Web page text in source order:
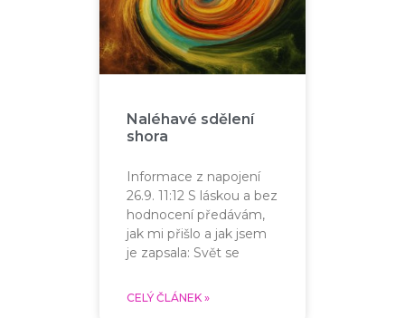
Naléhavé sdělení
shora
Informace z napojení
26.9. 11:12 S láskou a bez
hodnocení předávám,
jak mi přišlo a jak jsem
je zapsala: Svět se
CELÝ ČLÁNEK »